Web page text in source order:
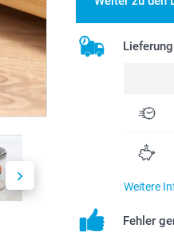
Lieferung
Weitere
Fehler